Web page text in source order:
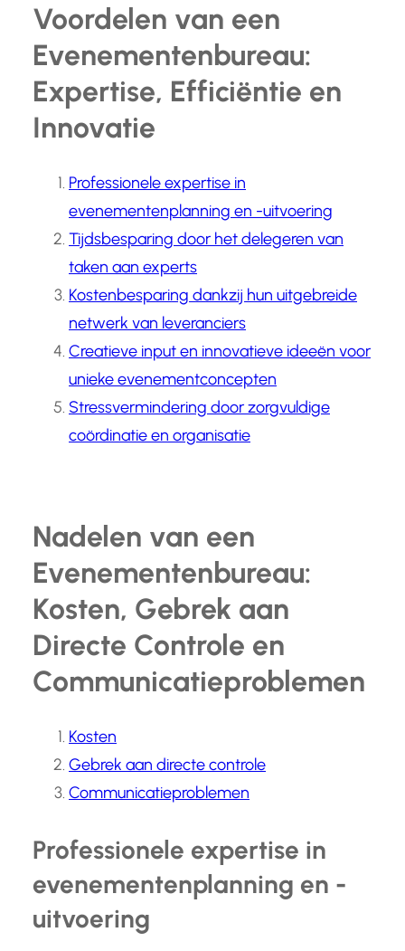
Voordelen van een
Evenementenbureau:
Expertise, Efficiëntie en
Innovatie
Professionele expertise in
evenementenplanning en -uitvoering
Tijdsbesparing door het delegeren van
taken aan experts
Kostenbesparing dankzij hun uitgebreide
netwerk van leveranciers
Creatieve input en innovatieve ideeën voor
unieke evenementconcepten
Stressvermindering door zorgvuldige
coördinatie en organisatie
Nadelen van een
Evenementenbureau:
Kosten, Gebrek aan
Directe Controle en
Communicatieproblemen
Kosten
Gebrek aan directe controle
Communicatieproblemen
Professionele expertise in
evenementenplanning en -
uitvoering